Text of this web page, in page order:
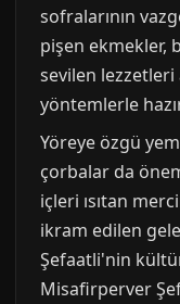
sofralarının
pişen ekmekler,
sevilen lezzetleri
yöntemlerle
Yöreye özgü
çorbalar da
içleri ısıtan
ikram edilen
Şefaatli'nin
Misafirperver